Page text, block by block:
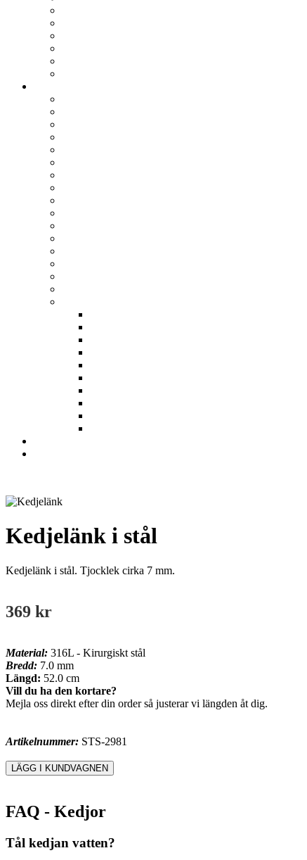
Kedjelänk i stål
Kedjelänk i stål. Tjocklek cirka 7 mm.
369 kr
Material: 316L - Kirurgiskt stål
Bredd: 7.0 mm
Längd: 52.0 cm
Vill du ha den kortare?
Mejla oss direkt efter din order så justerar vi längden åt dig.
Artikelnummer: STS-2981
FAQ - Kedjor
Tål kedjan vatten?